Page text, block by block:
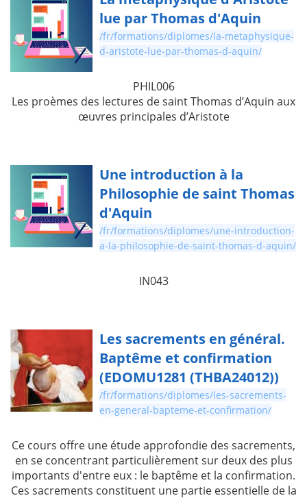
lue par Thomas d'Aquin
/fr/formations/diplomes/la-metaphysique-
d-aristote-lue-par-thomas-d-aquin/
PHIL006
Les proèmes des lectures de saint Thomas d’Aquin aux
œuvres principales d’Aristote
Une introduction à la
Philosophie de saint Thomas
d'Aquin
/fr/formations/diplomes/une-introduction-
a-la-philosophie-de-saint-thomas-d-aquin/
IN043
Les sacrements en général.
Baptême et confirmation
(EDOMU1281 (THBA24012))
/fr/formations/diplomes/les-sacrements-
en-general-bapteme-et-confirmation/
Ce cours offre une étude approfondie des sacrements,
en se concentrant particulièrement sur deux des plus
importants d'entre eux : le baptême et la confirmation.
Ces sacrements constituent une partie essentielle de la